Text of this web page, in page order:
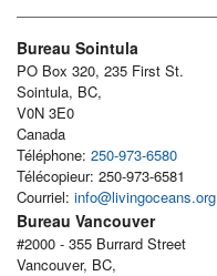
Bureau Sointula
PO Box 320, 235 First St.
Sointula, BC,
V0N 3E0
Canada
Téléphone: 250-973-6580
Télécopieur: 250-973-6581
Courriel: info@livingoceans.org
Bureau Vancouver
#2000 - 355 Burrard Street
Vancouver, BC,